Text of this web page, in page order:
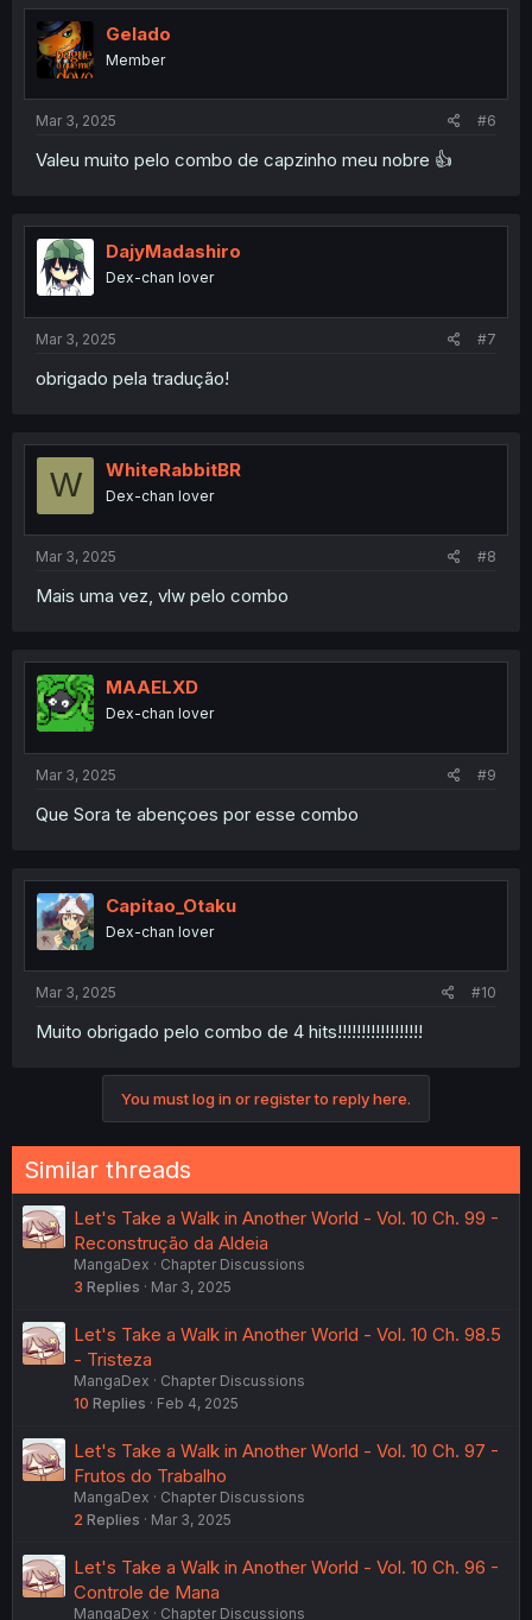
t
i
o
n
Gelado
Member
Mar 3, 2025 #6
Valeu muito pelo combo de capzinho meu nobre 👍
DajyMadashiro
Dex-chan lover
Mar 3, 2025 #7
obrigado pela tradução!
W WhiteRabbitBR
Dex-chan lover
Mar 3, 2025 #8
Mais uma vez, vlw pelo combo
MAAELXD
Dex-chan lover
Mar 3, 2025 #9
Que Sora te abençoes por esse combo
Capitao_Otaku
Dex-chan lover
Mar 3, 2025 #10
Muito obrigado pelo combo de 4 hits!!!!!!!!!!!!!!!!!!
You must log in or register to reply here.
Similar threads
Let's Take a Walk in Another World - Vol. 10 Ch. 99 -
Reconstrução da Aldeia
MangaDex
Chapter Discussions
3 Replies Mar 3, 2025
Let's Take a Walk in Another World - Vol. 10 Ch. 98.5
- Tristeza
MangaDex
Chapter Discussions
10 Replies Feb 4, 2025
Let's Take a Walk in Another World - Vol. 10 Ch. 97 -
Frutos do Trabalho
MangaDex
Chapter Discussions
2 Replies Mar 3, 2025
Let's Take a Walk in Another World - Vol. 10 Ch. 96 -
Controle de Mana
MangaDex Chapter Discussions